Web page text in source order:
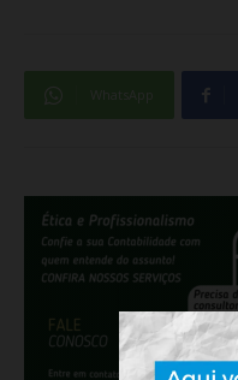
.Anúncio